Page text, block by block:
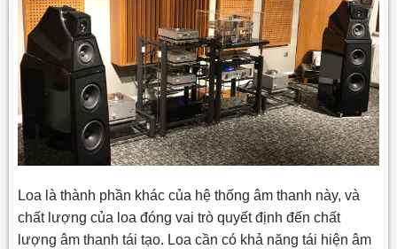
Loa là thành phần khác của hệ thống âm thanh này, và
chất lượng của loa đóng vai trò quyết định đến chất
lượng âm thanh tái tạo. Loa cần có khả năng tái hiện âm